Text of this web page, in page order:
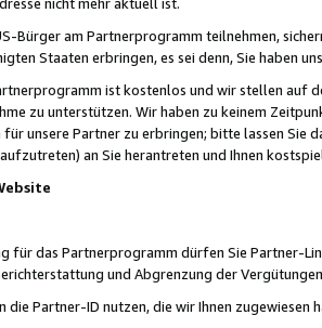
Bürger am Partnerprogramm teilnehmen,
Staaten erbringen, es sei denn, Sie haben
ist kostenlos und wir stellen auf
zu unterstützen. Wir haben zu keinem
unsere Partner zu erbringen; bitte lassen Sie
an Sie herantreten und Ihnen
für das Partnerprogramm dürfen Sie Partner-
und Abgrenzung der
die Partner-ID nutzen, die wir Ihnen zugewiesen